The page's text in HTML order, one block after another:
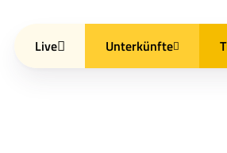
Live Unterkünfte